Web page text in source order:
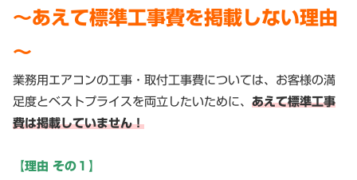
～あえて標準工事費を掲載しない理由
～
業務用エアコンの工事・取付工事費については、お客様の満
足度とベストプライスを両立したいために、 あえて標準工事
費は掲載していません！
【理由 その１】